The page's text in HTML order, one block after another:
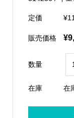
定価
販売価格
数量
在庫 在